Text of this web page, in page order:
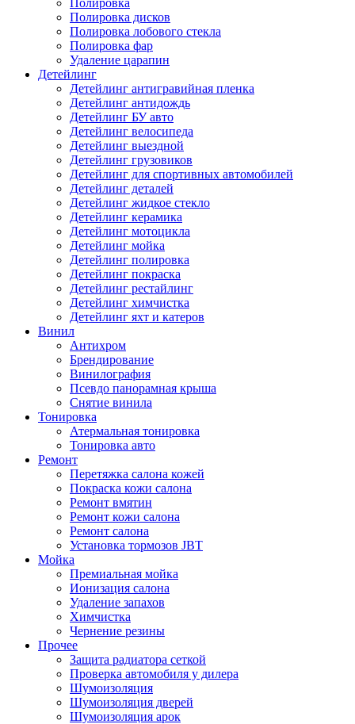
Полировка
Полировка дисков
Полировка лобового стекла
Полировка фар
Удаление царапин
Детейлинг
Детейлинг антигравийная пленка
Детейлинг антидождь
Детейлинг БУ авто
Детейлинг велосипеда
Детейлинг выездной
Детейлинг грузовиков
Детейлинг для спортивных автомобилей
Детейлинг деталей
Детейлинг жидкое стекло
Детейлинг керамика
Детейлинг мотоцикла
Детейлинг мойка
Детейлинг полировка
Детейлинг покраска
Детейлинг рестайлинг
Детейлинг химчистка
Детейлинг яхт и катеров
Винил
Антихром
Брендирование
Винилография
Псевдо панорамная крыша
Снятие винила
Тонировка
Атермальная тонировка
Тонировка авто
Ремонт
Перетяжка салона кожей
Покраска кожи салона
Ремонт вмятин
Ремонт кожи салона
Ремонт салона
Установка тормозов JBT
Мойка
Премиальная мойка
Ионизация салона
Удаление запахов
Химчистка
Чернение резины
Прочее
Защита радиатора сеткой
Проверка автомобиля у дилера
Шумоизоляция
Шумоизоляция дверей
Шумоизоляция арок